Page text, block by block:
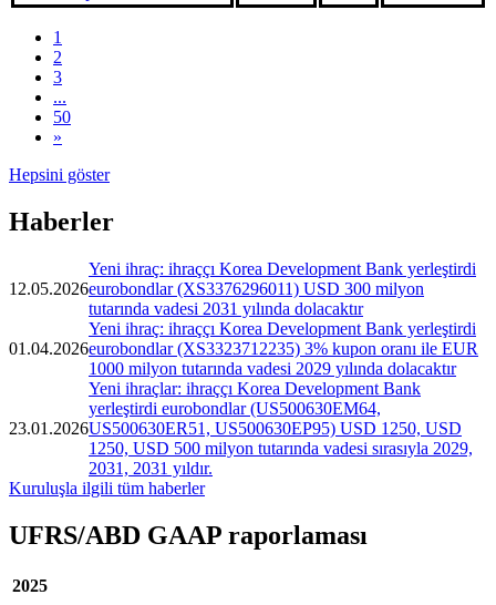
1
2
3
...
50
»
Hepsini göster
Haberler
12.05.2026
Yeni ihraç: ihraççı Korea Development Bank yerleştirdi
eurobondlar (XS3376296011) USD 300 milyon
tutarında vadesi 2031 yılında dolacaktır
01.04.2026
Yeni ihraç: ihraççı Korea Development Bank yerleştirdi
eurobondlar (XS3323712235) 3% kupon oranı ile EUR
1000 milyon tutarında vadesi 2029 yılında dolacaktır
23.01.2026
Yeni ihraçlar: ihraççı Korea Development Bank
yerleştirdi eurobondlar (US500630EM64,
US500630ER51, US500630EP95) USD 1250, USD
1250, USD 500 milyon tutarında vadesi sırasıyla 2029,
2031, 2031 yıldır.
Kuruluşla ilgili tüm haberler
UFRS/ABD GAAP raporlaması
2025